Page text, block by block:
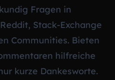
Fragen in
Stack-Exchange
Communities. Bieten
hilfreiche
kurze Dankesworte.